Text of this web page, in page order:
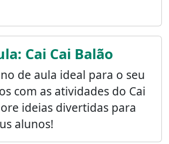
Cai Cai Balão
de aula ideal para o seu
com as atividades do Cai
ideias divertidas para
alunos!